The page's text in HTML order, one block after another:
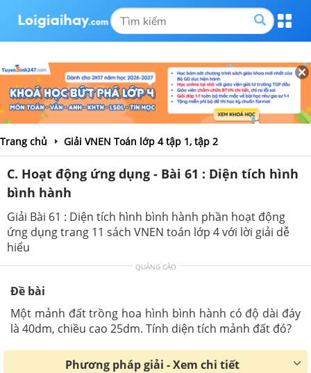
Trang chủ Giải VNEN Toán lớp 4 tập 1, tập 2
C. Hoạt động ứng dụng - Bài 61 : Diện tích hình
bình hành
Giải Bài 61 : Diện tích hình bình hành phần hoạt động
ứng dụng trang 11 sách VNEN toán lớp 4 với lời giải dễ
hiểu
QUẢNG CÁO
Đề bài
Một mảnh đất trồng hoa hình bình hành có độ dài đáy
là 40dm, chiều cao 25dm. Tính diện tích mảnh đất đó?
Phương pháp giải - Xem chi tiết